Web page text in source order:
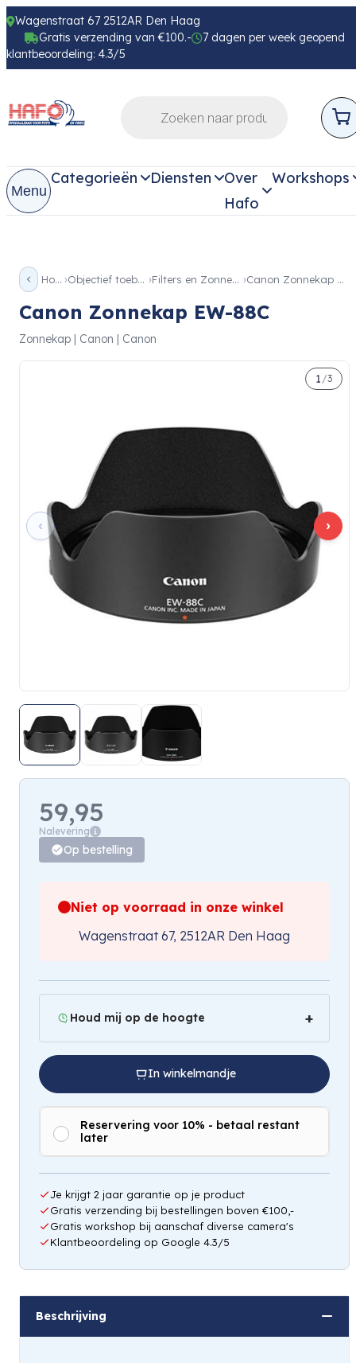
Wagenstraat 67 2512AR Den Haag
Gratis verzending van €100.-
7 dagen per week geopend
klantbeoordeling: 4.3/5
Menu
Categorieën Diensten
Over
Hafo
Workshops
Home Objectief toebehoren Filters en Zonnekappen Canon Zonnekap EW-88C
Canon Zonnekap EW-88C
Zonnekap | Canon | Canon
‹ ›
1 /3
59,95
Nalevering
Op bestelling
Niet op voorraad in onze winkel
Wagenstraat 67, 2512AR Den Haag
Houd mij op de hoogte
Hou mij op de hoogte
In winkelmandje
Reservering voor 10% - betaal restant
later
Je krijgt 2 jaar garantie op je product
Gratis verzending bij bestellingen boven €100,-
Gratis workshop bij aanschaf diverse camera's
Klantbeoordeling op Google 4.3/5
Beschrijving